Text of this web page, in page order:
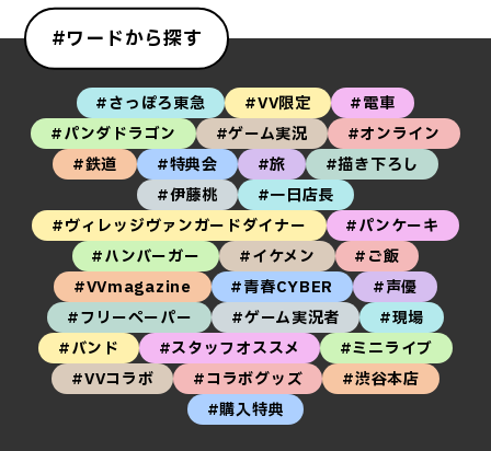
#ワードから探す
#さっぽろ東急 #VV限定
#電車
#パンダドラゴン
#ゲーム実況
#オンライン
#鉄道
#特典会 #旅
#描き下ろし
#伊藤桃
#一日店長
#ヴィレッジヴァンガードダイナー
#パンケーキ
#ハンバーガー
#イケメン
#ご飯
#VVmagazine
#青春CYBER
#声優
#フリーペーパー
#ゲーム実況者
#現場
#バンド
#スタッフオススメ
#ミニライブ
#VVコラボ
#コラボグッズ
#渋谷本店
#購入特典